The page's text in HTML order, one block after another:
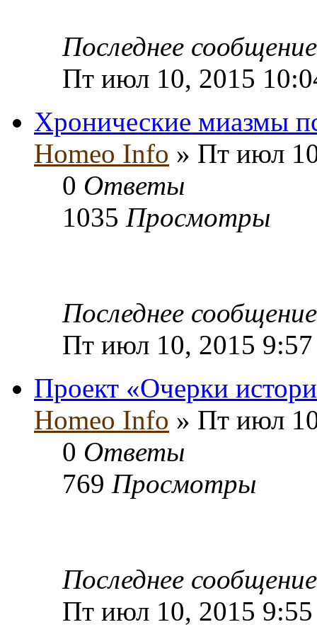
Последнее
Пт июл 10, 2015
Хронические миазмы
Homeo Info » Пт июл
0 Ответы
1035 Просмотры
Последнее
Пт июл 10, 2015
Проект «Очерки
Homeo Info » Пт июл
0 Ответы
769 Просмотры
Последнее
Пт июл 10, 2015